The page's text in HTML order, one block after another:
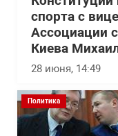
спорта с
Ассоциации
Киева
28 июня, 14:49
Политика